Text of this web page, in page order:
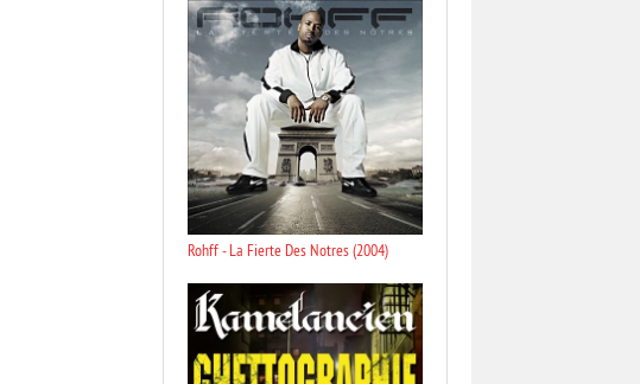
Rohff - La Fierte Des Notres (2004)